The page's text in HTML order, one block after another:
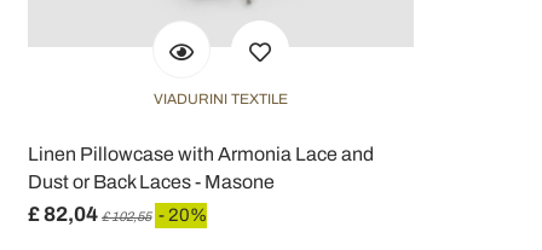
VIADURINI TEXTILE
Linen Pillowcase with Armonia Lace and
Dust or Back Laces - Masone
£ 82,04 £ 102,55 - 20%